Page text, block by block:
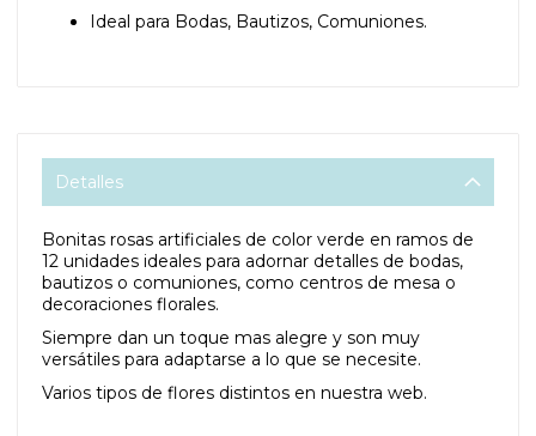
Ideal para Bodas, Bautizos, Comuniones.
Detalles
Bonitas rosas artificiales de color verde en ramos de
12 unidades ideales para adornar detalles de bodas,
bautizos o comuniones, como centros de mesa o
decoraciones florales.
Siempre dan un toque mas alegre y son muy
versátiles para adaptarse a lo que se necesite.
Varios tipos de flores distintos en nuestra web.